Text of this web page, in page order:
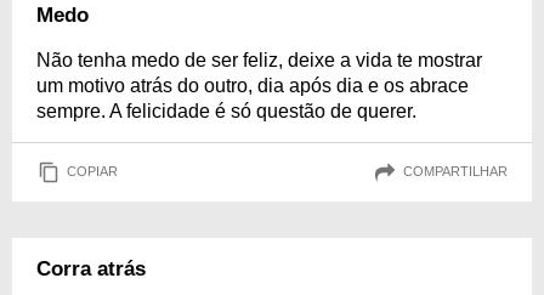
Medo
Não tenha medo de ser feliz, deixe a vida te mostrar
um motivo atrás do outro, dia após dia e os abrace
sempre. A felicidade é só questão de querer.
COPIAR COMPARTILHAR
Corra atrás